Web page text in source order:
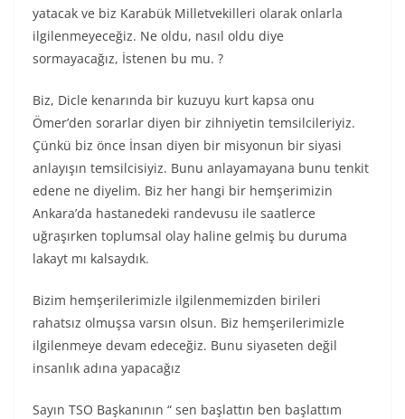
yatacak ve biz Karabük Milletvekilleri olarak onlarla
ilgilenmeyeceğiz. Ne oldu, nasıl oldu diye
sormayacağız, İstenen bu mu. ?
Biz, Dicle kenarında bir kuzuyu kurt kapsa onu
Ömer’den sorarlar diyen bir zihniyetin temsilcileriyiz.
Çünkü biz önce İnsan diyen bir misyonun bir siyasi
anlayışın temsilcisiyiz. Bunu anlayamayana bunu tenkit
edene ne diyelim. Biz her hangi bir hemşerimizin
Ankara’da hastanedeki randevusu ile saatlerce
uğraşırken toplumsal olay haline gelmiş bu duruma
lakayt mı kalsaydık.
Bizim hemşerilerimizle ilgilenmemizden birileri
rahatsız olmuşsa varsın olsun. Biz hemşerilerimizle
ilgilenmeye devam edeceğiz. Bunu siyaseten değil
insanlık adına yapacağız
Sayın TSO Başkanının “ sen başlattın ben başlattım